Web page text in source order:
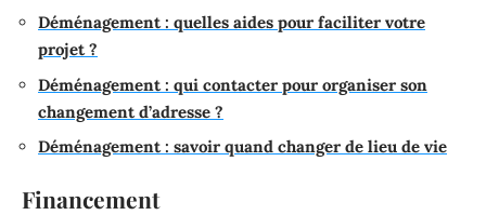
Déménagement : quelles aides pour faciliter votre
projet ?
Déménagement : qui contacter pour organiser son
changement d’adresse ?
Déménagement : savoir quand changer de lieu de vie
Financement